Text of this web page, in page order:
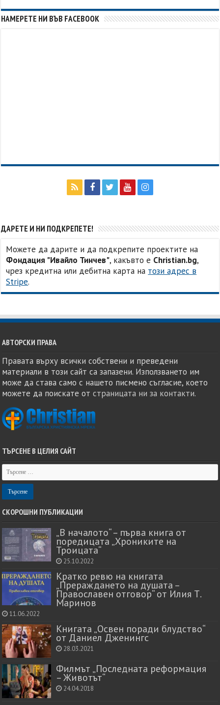
НАМЕРЕТЕ НИ ВЪВ FACEBOOK
ДАРЕТЕ И НИ ПОДКРЕПЕТЕ!
Можете да дарите и да подкрепите проектите на
Фондация "Ивайло Тинчев", какъвто е Christian.bg,
чрез кредитна или дебитна карта на този адрес в
Stripe.
АВТОРСКИ ПРАВА
Правата върху всички собствени и преведени
материали в този сайт са запазени. Използването им
може да става само с нашето писмено съгласие, което
можете да поискате отстраницата ни за контакти.
ТЪРСЕНЕ В ЦЕЛИЯ САЙТ
СКОРОШНИ ПУБЛИКАЦИИ
„В началото“ – първа книга от
поредицата „Хрониките на
Троицата“
25.10.2022
Кратко ревю на книгата
„Прераждането на душата –
Православен отговор“ от Илия Т.
Маринов
11.06.2022
Книгата „Освен поради блудство“
от Даниел Дженингс
28.03.2021
Филмът „Последната реформация
– Животът“
24.04.2018